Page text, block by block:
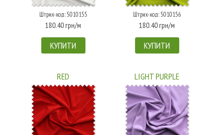
Штрих-код: 5010155
180.40 грн/м
КУПИТИ
Штрих-код: 5010156
180.40 грн/м
КУПИТИ
RED LIGHT PURPLE